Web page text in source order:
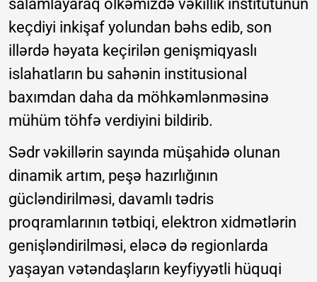
salamlayaraq ölkəmizdə vəkillik institutunun
keçdiyi inkişaf yolundan bəhs edib, son
illərdə həyata keçirilən genişmiqyaslı
islahatların bu sahənin institusional
baxımdan daha da möhkəmlənməsinə
mühüm töhfə verdiyini bildirib.
Sədr vəkillərin sayında müşahidə olunan
dinamik artım, peşə hazırlığının
gücləndirilməsi, davamlı tədris
proqramlarının tətbiqi, elektron xidmətlərin
genişləndirilməsi, eləcə də regionlarda
yaşayan vətəndaşların keyfiyyətli hüquqi